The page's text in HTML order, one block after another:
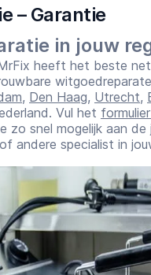
– Garantie
in jouw
heeft het beste
, Den Haag, Utrecht,
Vul het formulier
zo snel mogelijk aan de
andere specialist in